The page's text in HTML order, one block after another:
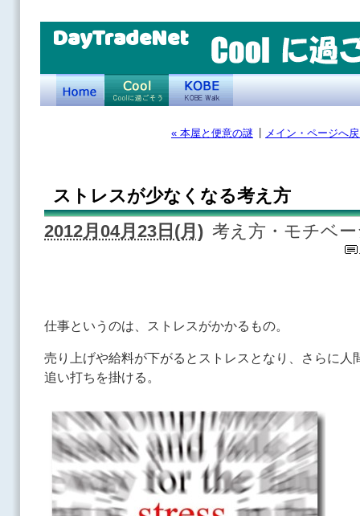
DayTradeNet
« 本屋と便意の謎 メイン・ページへ
ストレスが少なくなる考え方
2012月04月23日(月) 考え方・モチベ
仕事というのは、ストレスがかかるもの。
売り上げや給料が下がるとストレスとなり、さらに
追い打ちを掛ける。